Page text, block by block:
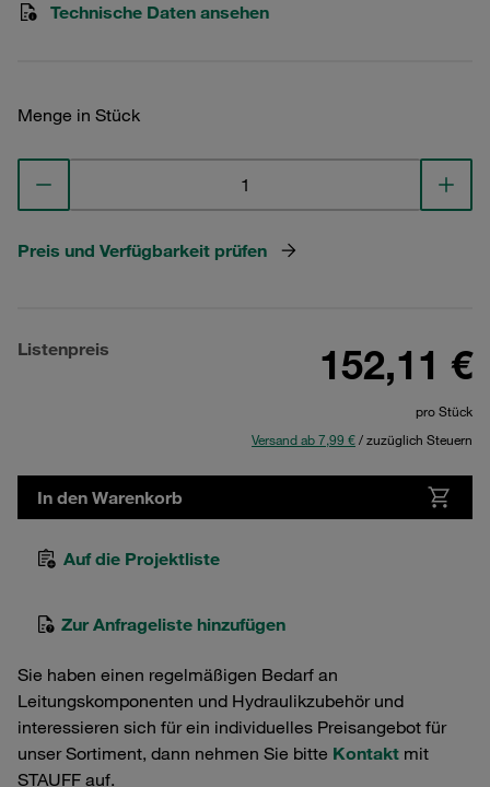
Technische Daten ansehen
Menge in Stück
Preis und Verfügbarkeit prüfen
Listenpreis 152,11 €
pro Stück
Versand ab 7,99 €/ zuzüglich Steuern
In den Warenkorb
Auf die Projektliste
Zur Anfrageliste hinzufügen
Sie haben einen regelmäßigen Bedarf an
Leitungskomponenten und Hydraulikzubehör und
interessieren sich für ein individuelles Preisangebot für
unser Sortiment, dann nehmen Sie bitte Kontakt mit
STAUFF auf.